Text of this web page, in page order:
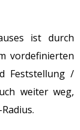
ist durch
vordefinierten
Feststellung /
weiter weg,